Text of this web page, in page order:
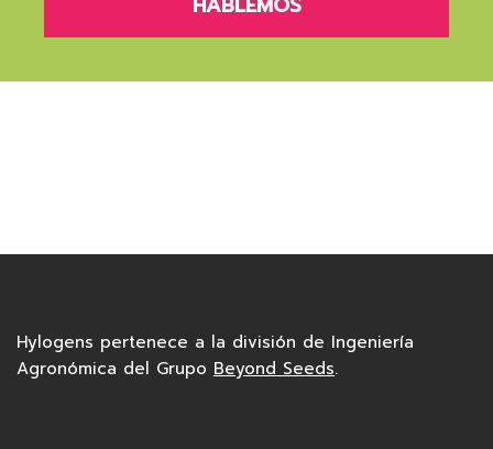
Hylogens pertenece a la división de Ingeniería
Agronómica del Grupo Beyond Seeds.